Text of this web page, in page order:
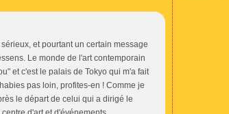
et pourtant un certain message
Le monde de l'art contemporain
et c'est le palais de Tokyo qui m'a fait
pas loin, profites-en ! Comme je
le départ de celui qui a dirigé le